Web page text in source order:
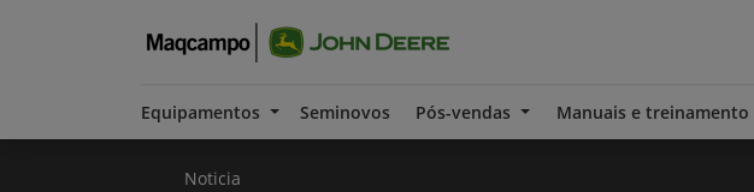
Equipamentos Seminovos Pós-vendas Manuais e treinamento
Noticia